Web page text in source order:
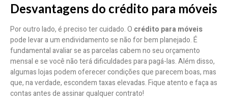
Desvantagens do crédito para móveis
Por outro lado, é preciso ter cuidado. O crédito para móveis
pode levar a um endividamento se não for bem planejado. É
fundamental avaliar se as parcelas cabem no seu orçamento
mensal e se você não terá dificuldades para pagá-las. Além disso,
algumas lojas podem oferecer condições que parecem boas, mas
que, na verdade, escondem taxas elevadas. Fique atento e faça as
contas antes de assinar qualquer contrato!